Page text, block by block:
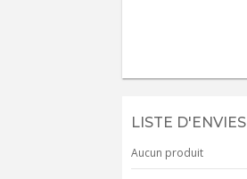
LISTE D'ENVIES
Aucun produit